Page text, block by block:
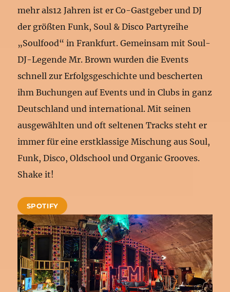
mehr als12 Jahren ist er Co-Gastgeber und DJ
der größten Funk, Soul & Disco Partyreihe
„Soulfood“ in Frankfurt. Gemeinsam mit Soul-
DJ-Legende Mr. Brown wurden die Events
schnell zur Erfolgsgeschichte und bescherten
ihm Buchungen auf Events und in Clubs in ganz
Deutschland und international. Mit seinen
ausgewählten und oft seltenen Tracks steht er
immer für eine erstklassige Mischung aus Soul,
Funk, Disco, Oldschool und Organic Grooves.
Shake it!
SPOTIFY